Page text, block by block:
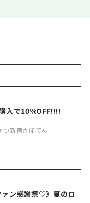
入で10%OFF‼︎‼︎
つ新宿さぼてん
ァン感謝祭♡》夏のロ